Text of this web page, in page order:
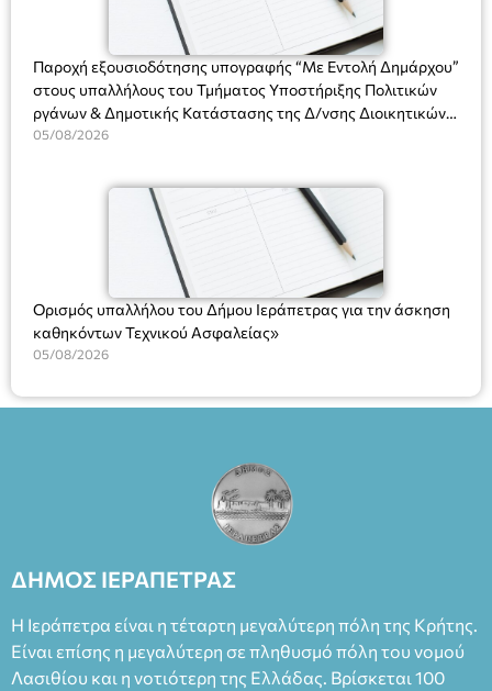
ΘΕΑΤΡΙΚΕΣ ΠΑΡΑΓΩΓΕΣ ΕΕ
Παροχή εξουσιοδότησης υπογραφής “Με Εντολή Δημάρχου”
στους υπαλλήλους του Τμήματος Υποστήριξης Πολιτικών
ργάνων & Δημοτικής Κατάστασης της Δ/νσης Διοικητικών
Υπηρεσιών για αποφάσεις, πιστοποιητικά, πράξεις και
(Ν. 5314/2026).»
05/08/2026
Ορισμός υπαλλήλου του Δήμου Ιεράπετρας για την άσκηση
καθηκόντων Τεχνικού Ασφαλείας»
05/08/2026
ΔΗΜΟΣ ΙΕΡΑΠΕΤΡΑΣ
Η Ιεράπετρα είναι η τέταρτη μεγαλύτερη πόλη της Κρήτης.
Είναι επίσης η μεγαλύτερη σε πληθυσμό πόλη του νομού
Λασιθίου και η νοτιότερη της Ελλάδας. Βρίσκεται 100